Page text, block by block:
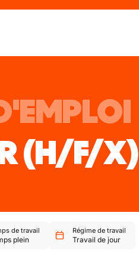
(H/F/X)
de travail
plein
Régime de travail
Travail de jour